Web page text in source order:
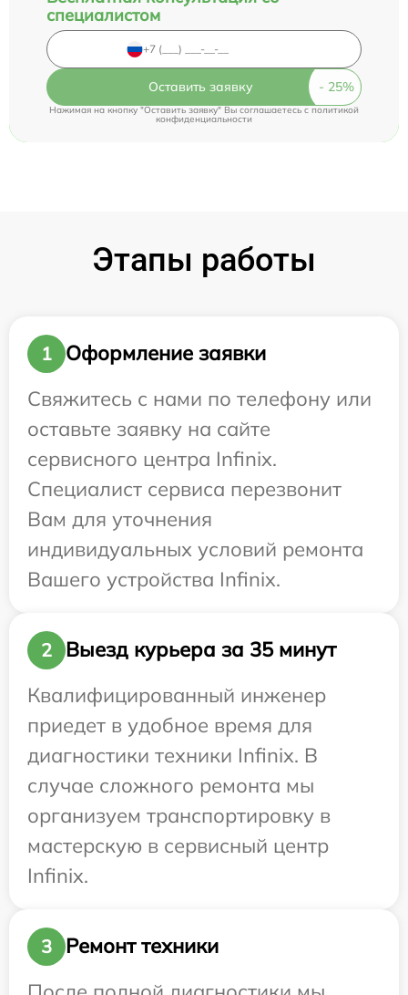
специалистом
Оставить заявку
Нажимая на кнопку "Оставить заявку" Вы соглашаетесь cполитикой
конфиденциальности
Этапы работы
1
Оформление заявки
Свяжитесь с нами по телефону или
оставьте заявку на сайте
сервисного центра Infinix.
Специалист сервиса перезвонит
Вам для уточнения
индивидуальных условий ремонта
Вашего устройства Infinix.
2
Выезд курьера за 35 минут
Квалифицированный инженер
приедет в удобное время для
диагностики техники Infinix. В
случае сложного ремонта мы
организуем транспортировку в
мастерскую в сервисный центр
Infinix.
3
Ремонт техники